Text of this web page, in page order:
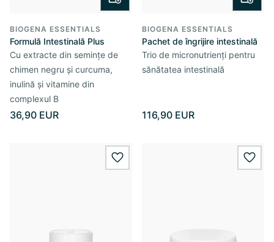
BIOGENA ESSENTIALS
Formulă Intestinală Plus
Cu extracte din semințe de
chimen negru și curcuma,
inulină și vitamine din
complexul B
36,90 EUR
BIOGENA ESSENTIALS
Pachet de îngrijire intestinală
Trio de micronutrienți pentru
sănătatea intestinală
116,90 EUR
wishlist.add